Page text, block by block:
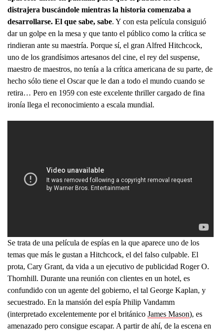
distrajera buscándole mientras la historia comenzaba a
desarrollarse. El que sabe, sabe. Y con esta película consiguió
dar un golpe en la mesa y que tanto el público como la crítica se
rindieran ante su maestría. Porque sí, el gran Alfred Hitchcock,
uno de los grandísimos artesanos del cine, el rey del suspense,
maestro de maestros, no tenía a la crítica americana de su parte, de
hecho sólo tiene el Oscar que le dan a todo el mundo cuando se
retira… Pero en 1959 con este excelente thriller cargado de fina
ironía llega el reconocimiento a escala mundial.
Se trata de una película de espías en la que aparece uno de los
temas que más le gustan a Hitchcock, el del falso culpable. El
prota, Cary Grant, da vida a un ejecutivo de publicidad Roger O.
Thornhill. Durante una reunión con clientes en un hotel, es
confundido con un agente del gobierno, el tal George Kaplan, y
secuestrado. En la mansión del espía Philip Vandamm
(interpretado excelentemente por el británico James Mason), es
amenazado pero consigue escapar. A partir de ahí, de la escena en